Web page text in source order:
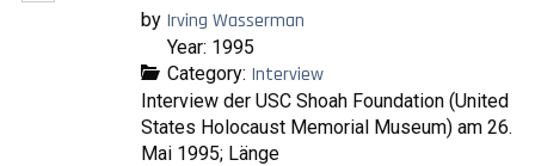
by Irving Wasserman
Year: 1995
Category: Interview
Interview der USC Shoah Foundation (United
States Holocaust Memorial Museum) am 26.
Mai 1995; Länge